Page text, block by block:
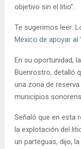
objetivo sin el litio”.
Te sugerimos leer:
México de apoyar al
En su oportunidad,
Buenrostro, detalló
una zona de
municipios
Señaló que en esta
la explotación del
un parteguas, dijo,